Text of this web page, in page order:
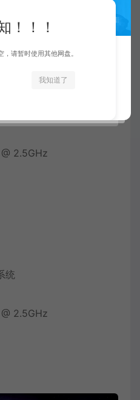
2.5GHz
统
2.5GHz
！！！
请暂时使用其他网盘。
我知道了